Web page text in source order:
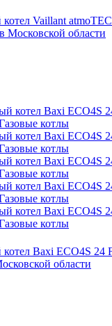
Vaillant
Московской области
Baxi ECO4S 24
области